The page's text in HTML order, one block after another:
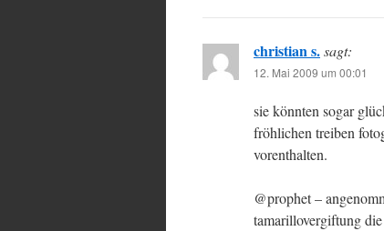
christian s.sagt:
12. Mai 2009 um 00:01
sie könnten sogar
fröhlichen treiben
vorenthalten.
@prophet –
tamarillovergiftung